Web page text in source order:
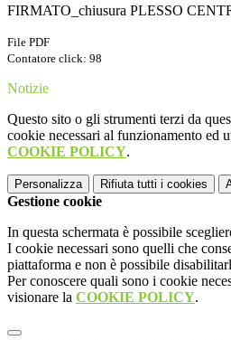
FIRMATO_chiusura PLESSO
File PDF
Contatore click: 98
Notizie
Questo sito o gli strumenti terzi da
cookie necessari al funzionamento ed
COOKIE POLICY.
Personalizza Rifiuta tutti i cookies
Gestione cookie
In questa schermata è possibile
I cookie necessari sono quelli che
piattaforma e non è possibile
Per conoscere quali sono i cookie
visionare la COOKIE POLICY.